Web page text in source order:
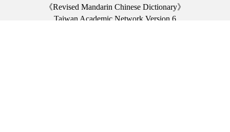
《Revised Mandarin Chinese Dictionary》
Taiwan Academic Network Version 6